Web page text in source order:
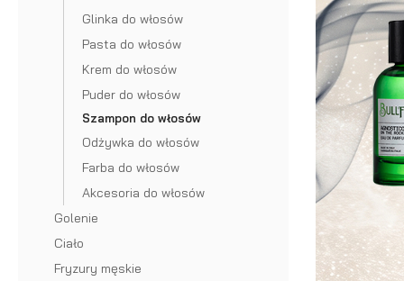
Akcesoria do brody i wąsów
Preparaty na porost brody
Odżywka do brody
Wosk do brody
Peeling do brody
Farba do brody
Wybór blogera Popraw wONs
Olejek
do
brody
brody ze
Szczotka
brody
Grzebień
brody
Grzebień
wąsów
Nożyczki
Krem do włosów
Puder do włosów
Odżywka do włosów
Farba do włosów
Akcesoria do włosów
Glinka do włosów
Pasta do włosów
Krem do włosów
Puder do włosów
Szampon do włosów
Odżywka do włosów
Farba do włosów
Akcesoria do włosów
Golenie
Ciało
Fryzury męskie